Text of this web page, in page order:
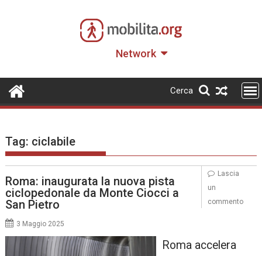
Network
Cerca
Tag: ciclabile
Roma: inaugurata la nuova pista
ciclopedonale da Monte Ciocci a
San Pietro
3 Maggio 2025
Roma accelera
Lascia
un
commento